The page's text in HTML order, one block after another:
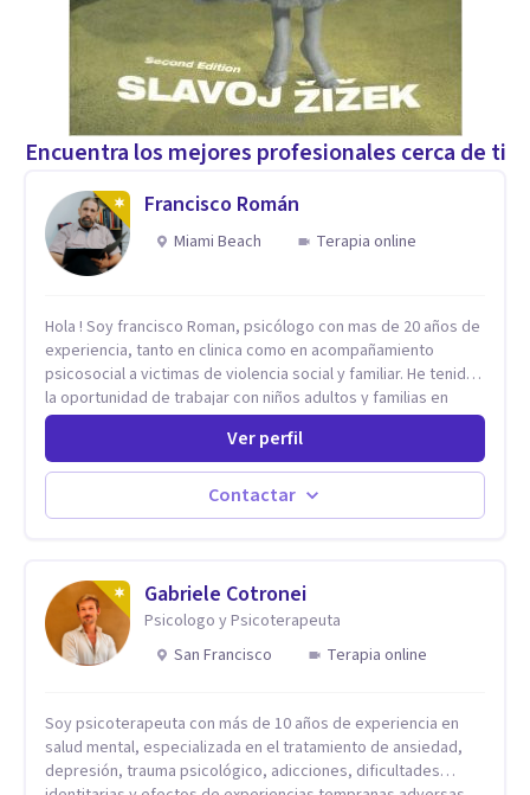
Encuentra los mejores profesionales cerca de ti
Francisco Román
Miami Beach Terapia online
Hola ! Soy francisco Roman, psicólogo con mas de 20 años de
experiencia, tanto en clinica como en acompañamiento
psicosocial a victimas de violencia social y familiar. He tenido
la oportunidad de trabajar con niños adultos y familias en
todos los espacios y esto me ha dado un una variedad de
aprendizajes que ahora pongo a tu disposicion. En la
actualidad puedo atenderte de manera presencial y/o virtual,
de lunes a sabado. el costo de cada sesión lo acordamos en
el primer contacto
Ver perfil
Contactar
Gabriele Cotronei
Psicologo y Psicoterapeuta
San Francisco
Terapia online
Soy psicoterapeuta con más de 10 años de experiencia en
salud mental, especializada en el tratamiento de ansiedad,
depresión, trauma psicológico, adicciones, dificultades